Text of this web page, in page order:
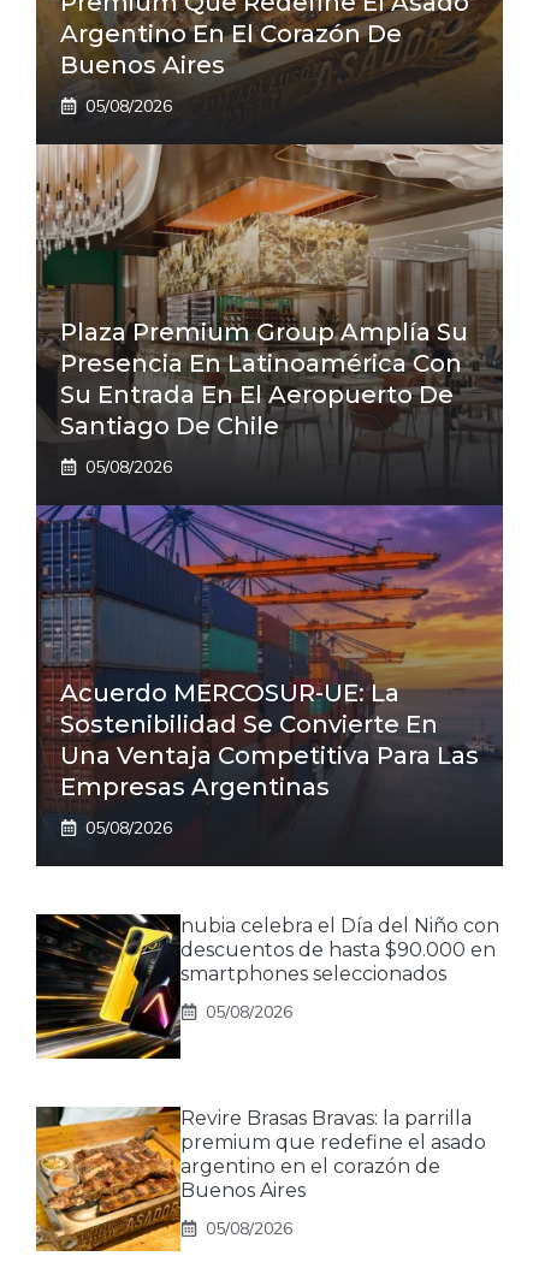
Argentino En El Corazón De
Buenos Aires
05/08/2026
Plaza Premium Group Amplía Su
Presencia En Latinoamérica Con
Su Entrada En El Aeropuerto De
Santiago De Chile
05/08/2026
Acuerdo MERCOSUR-UE: La
Sostenibilidad Se Convierte En
Una Ventaja Competitiva Para Las
Empresas Argentinas
05/08/2026
nubia celebra el Día del Niño con
descuentos de hasta $90.000 en
smartphones seleccionados
05/08/2026
Revire Brasas Bravas: la parrilla
premium que redefine el asado
argentino en el corazón de
Buenos Aires
05/08/2026